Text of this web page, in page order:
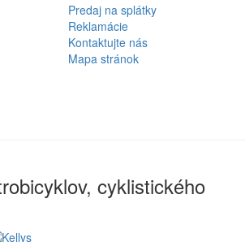
Predaj na splátky
Reklamácie
Kontaktujte nás
Mapa stránok
cyklistického